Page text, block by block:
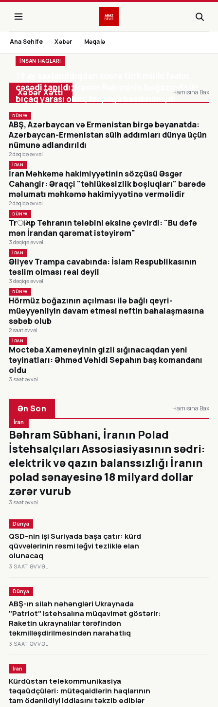
Ana Sehife Xəbər Məqalə
Xəbər Xətti Hamısına Bax
İNSAN HAQLARI
cəsədi tapıldı; Həsən Rəhiminin boğazında iki
bıçaq yarası olub, torpağa basdırılmışdı
DÜNYA
ABŞ, Azərbaycan və Ermənistan birgə bəyanatda:
Azərbaycan-Ermənistan sülh addımları dünya üçün
nümunə adlandırıldı
2 dəqiqə əvvəl
İRAN
İran Məhkəmə hakimiyyətinin sözçüsü Əsgər
Cahangir: Əraqçi "təhlükəsizlik boşluqları" barədə
məlumatı məhkəmə hakimiyyətinə verməlidir
2 dəqiqə əvvəl
DÜNYA
Trામp Tehranın tələbini əksinə çevirdi: "Bu dəfə
mən İrandan qarəmat istəyirəm"
3 dəqiqə əvvəl
İRAN
Əliyev Trampa cavabında: İslam Respublikasının
təslim olması real deyil
3 dəqiqə əvvəl
DÜNYA
Hörmüz boğazının açılması ilə bağlı qeyri-
müəyyənliyin davam etməsi neftin bahalaşmasına
səbəb olub
2 saat əvvəl
İRAN
Mocteba Xameneyinin gizli sığınacaqdan yeni
təyinatları: Əhməd Vəhidi Sepahın baş komandanı
oldu
3 saat əvvəl
Ən Son Hamısına Bax
İran
Bəhram Sübhani, İranın Polad
İstehsalçıları Assosiasiyasının sədri:
elektrik və qazın balanssızlığı İranın
polad sənayesinə 18 milyard dollar
zərər vurub
3 saat əvvəl
Dünya
QSD-nin işi Suriyada başa çatır: kürd
qüvvələrinin rəsmi ləğvi tezliklə elan
olunacaq
3 SAAT ƏVVƏL
Dünya
ABŞ-ın silah nəhəngləri Ukraynada
"Patriot" istehsalına müqavimət göstərir:
Raketin ukraynalılar tərəfindən
təkmilləşdirilməsindən narahatlıq
3 SAAT ƏVVƏL
İran
Kürdüstan telekommunikasiya
təqaüdçüləri: mütəqaidlərin haqlarının
tam ödənildiyi iddiasını təkzib ediblər